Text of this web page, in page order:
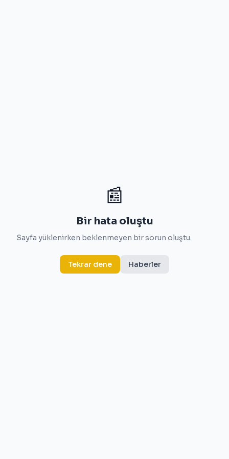
📰
Bir hata oluştu
Sayfa yüklenirken beklenmeyen bir sorun oluştu.
Tekrar dene Haberler